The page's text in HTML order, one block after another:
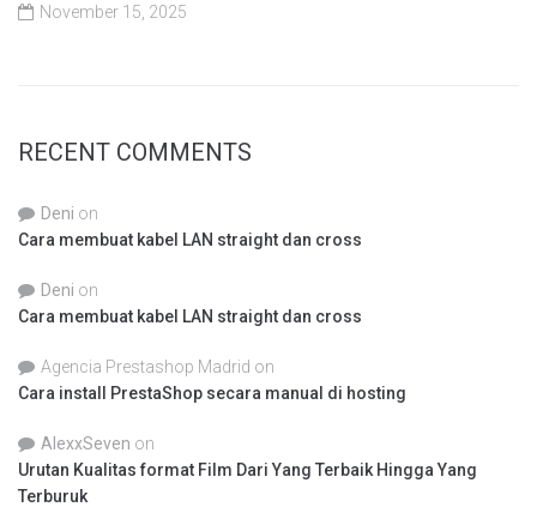
November 15, 2025
RECENT COMMENTS
Deni on
Cara membuat kabel LAN straight dan cross
Deni on
Cara membuat kabel LAN straight dan cross
Agencia Prestashop Madrid on
Cara install PrestaShop secara manual di hosting
AlexxSeven on
Urutan Kualitas format Film Dari Yang Terbaik Hingga Yang
Terburuk